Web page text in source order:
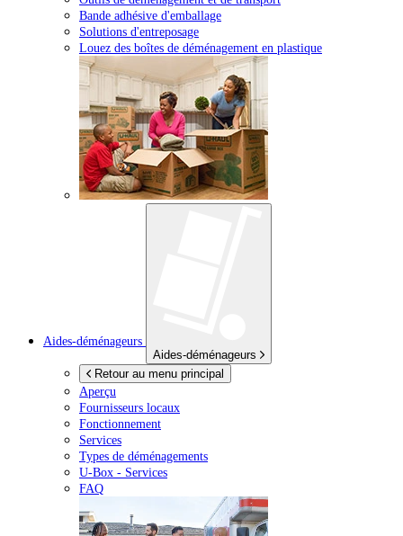
Bande adhésive d'emballage
Solutions d'entreposage
Louez des boîtes de déménagement en plastique
Aides-déménageurs
Aides-déménageurs
Retour au menu principal
Aperçu
Fournisseurs locaux
Fonctionnement
Services
Types de déménagements
U-Box - Services
FAQ